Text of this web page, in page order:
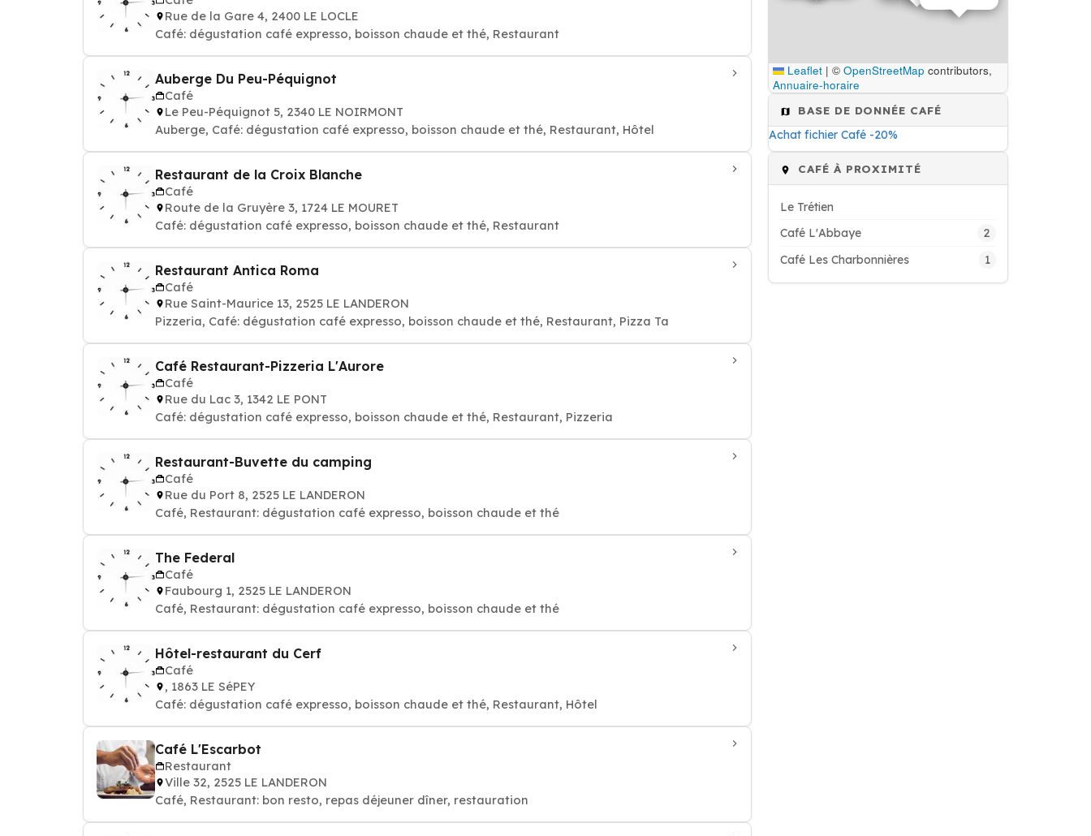
Rue de la Gare 4, 2400 LE LOCLE
Café: dégustation café expresso, boisson chaude et thé, Restaurant
Auberge Du Peu-Péquignot
Café
Le Peu-Péquignot 5, 2340 LE NOIRMONT
Auberge, Café: dégustation café expresso, boisson chaude et thé, Restaurant, Hôtel
Restaurant de la Croix Blanche
Café
Route de la Gruyère 3, 1724 LE MOURET
Café: dégustation café expresso, boisson chaude et thé, Restaurant
Restaurant Antica Roma
Café
Rue Saint-Maurice 13, 2525 LE LANDERON
Pizzeria, Café: dégustation café expresso, boisson chaude et thé, Restaurant, Pizza Ta
Café Restaurant-Pizzeria L'Aurore
Café
Rue du Lac 3, 1342 LE PONT
Café: dégustation café expresso, boisson chaude et thé, Restaurant, Pizzeria
Restaurant-Buvette du camping
Café
Rue du Port 8, 2525 LE LANDERON
Café, Restaurant: dégustation café expresso, boisson chaude et thé
The Federal
Café
Faubourg 1, 2525 LE LANDERON
Café, Restaurant: dégustation café expresso, boisson chaude et thé
Hôtel-restaurant du Cerf
Café
, 1863 LE SéPEY
Café: dégustation café expresso, boisson chaude et thé, Restaurant, Hôtel
Café L'Escarbot
Restaurant
Ville 32, 2525 LE LANDERON
Café, Restaurant: bon resto, repas déjeuner dîner, restauration
Leaflet | © OpenStreetMap contributors,
Annuaire-horaire
BASE DE DONNÉE CAFÉ
Achat fichier Café -20%
CAFÉ À PROXIMITÉ
Le Trétien
Café L'Abbaye
2
Café Les Charbonnières 1